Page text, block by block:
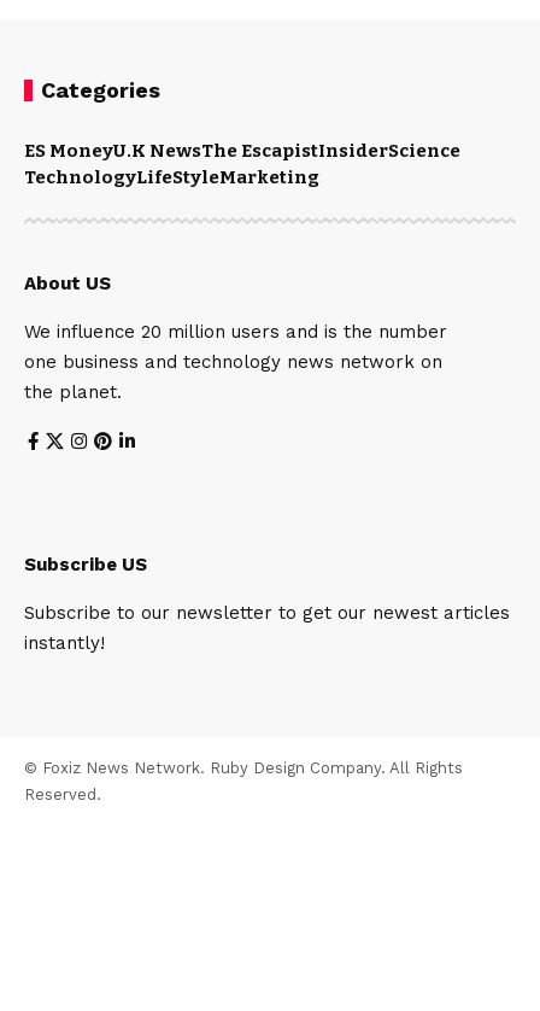
Categories
ES MoneyU.K NewsThe EscapistInsiderScience
TechnologyLifeStyleMarketing
About US
We influence 20 million users and is the number
one business and technology news network on
the planet.
Subscribe US
Subscribe to our newsletter to get our newest articles
instantly!
© Foxiz News Network. Ruby Design Company. All Rights
Reserved.